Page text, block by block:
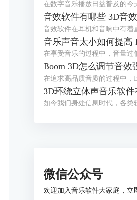
微信公众号
欢迎加入音乐软件大家庭，立